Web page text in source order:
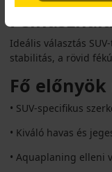
Ideális választás
stabilitás, a rövid
Fő
• SUV-specifikus
• Kiváló havas és
• Aquaplaning elleni